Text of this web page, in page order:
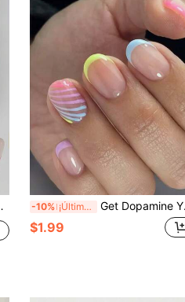
-10% ¡Últimos 3 días Get Dopamine Y2K Vibe 24 piezas de uñas postizas cortas ovaladas de estilo francés colorido, con líneas de remolino de lujo y rayas de cebra, kit de uñas adhesivas reutilizables fáciles de aplicar, aptas para Wudu, con 1 pieza de pegamento de gelatina y 1 pieza de lima mini, para verano, otoño, vacaciones, regreso a la escuela y fiestas
$1.99